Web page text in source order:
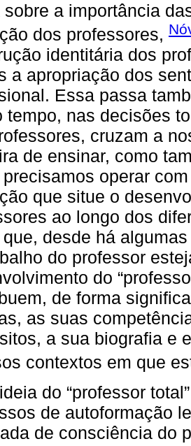
sobre a importância
dos professores,
identitária dos
a apropriação dos
Essa passa
tempo, nas decisões
cruzam a
de ensinar, como
precisamos operar
que situe o
ao longo dos
desde há
do professor
do
de forma
as suas
a sua biografia e
contextos em que
do “professor
de autoformação
de consciência do